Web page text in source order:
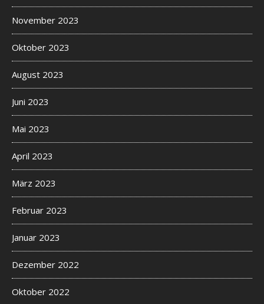
November 2023
Oktober 2023
August 2023
Juni 2023
Mai 2023
April 2023
März 2023
Februar 2023
Januar 2023
Dezember 2022
Oktober 2022